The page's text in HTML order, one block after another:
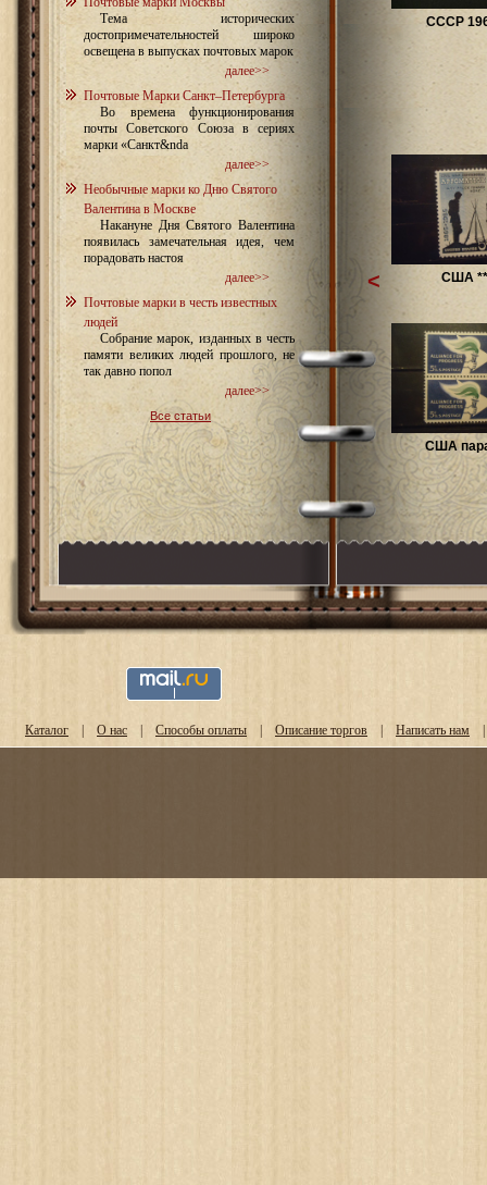
Тема исторических
достопримечательностей широко
освещена в выпусках почтовых марок
далее>>
Почтовые Марки Санкт–Петербурга
Во времена функционирования
почты Советского Союза в сериях
марки «Санкт&nda
далее>>
Необычные марки ко Дню Святого
Валентина в Москве
Накануне Дня Святого Валентина
появилась замечательная идея, чем
порадовать настоя
далее>>
Почтовые марки в честь известных
людей
Собрание марок, изданных в честь
памяти великих людей прошлого, не
так давно попол
далее>>
Все статьи
СССР
США **
США
<
Каталог | О нас | Способы оплаты | Описание торгов | Написать нам |